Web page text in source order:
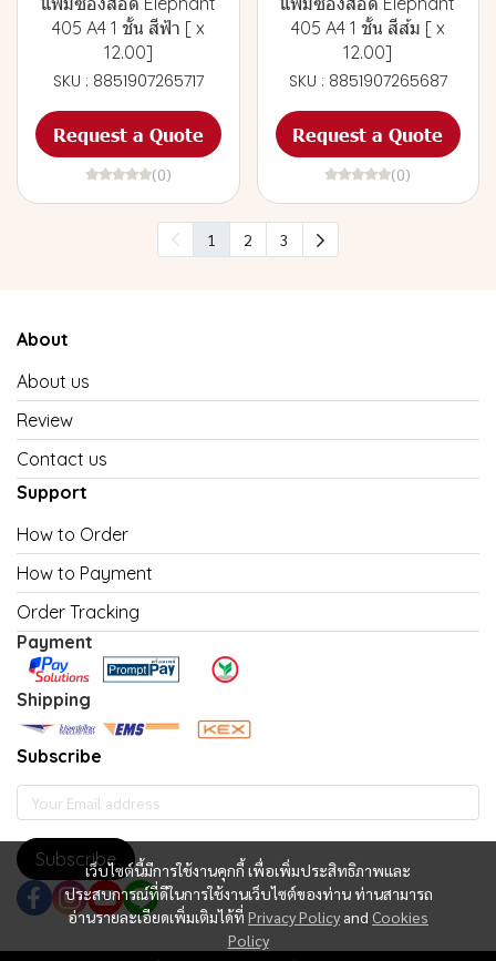
405 A4 1 ชั้น สีฟ้า [ x
12.00]
SKU : 8851907265717
Request a Quote
(0)
405 A4 1 ชั้น สีส้ม [ x
12.00]
SKU : 8851907265687
Request a Quote
(0)
1 2 3
เว็บไซต์นี้มีการใช้งานคุกกี้ เพื่อเพิ่มประสิทธิภาพและ
ประสบการณ์ที่ดีในการใช้งานเว็บไซต์ของท่าน ท่านสามารถ
อ่านรายละเอียดเพิ่มเติมได้ที่ Privacy Policy and Cookies
Policy
About
About us
Review
Contact us
Support
How to Order
How to Payment
Order Tracking
Payment
Shipping
Subscribe
Subscribe